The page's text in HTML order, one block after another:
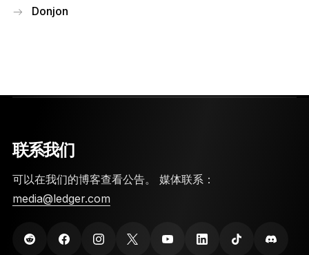
Donjon
联系我们
可以在我们的博客查看公告。 媒体联系：
media@ledger.com